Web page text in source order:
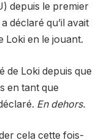
depuis le premier
déclaré qu’il avait
Loki en le jouant.
de Loki depuis que
en tant que
En dehors.
cela cette fois-